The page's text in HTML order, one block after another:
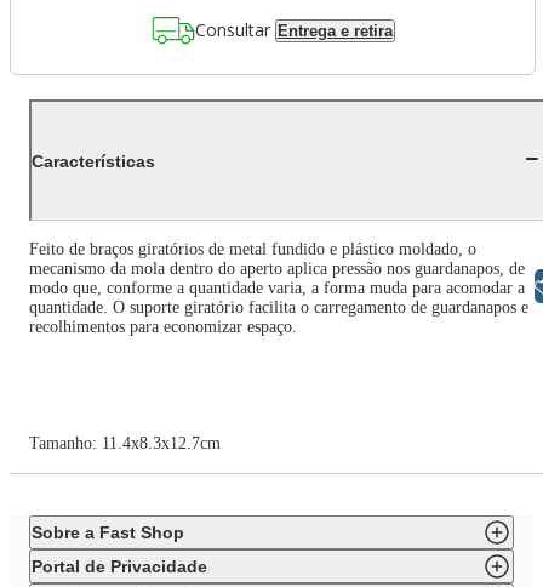
Consultar Entrega e retira
Características
Feito de braços giratórios de metal fundido e plástico moldado, o
mecanismo da mola dentro do aperto aplica pressão nos guardanapos, de
modo que, conforme a quantidade varia, a forma muda para acomodar a
quantidade. O suporte giratório facilita o carregamento de guardanapos e
recolhimentos para economizar espaço.
Tamanho: 11.4x8.3x12.7cm
Sobre a Fast Shop
Portal de Privacidade
Libras